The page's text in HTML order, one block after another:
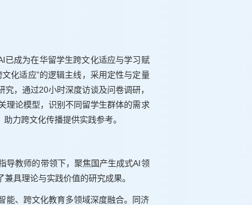
已成为在华留学生跨文化适应与学习赋
化适应”的逻辑主线，采用定性与定量
，通过20小时深度访谈及问卷调研，
理论模型，识别不同留学生群体的需求
力跨文化传播提供实践参考。
导教师的带领下，聚焦国产生成式AI领
具理论与实践价值的研究成果。
能、跨文化教育多领域深度融合。同济